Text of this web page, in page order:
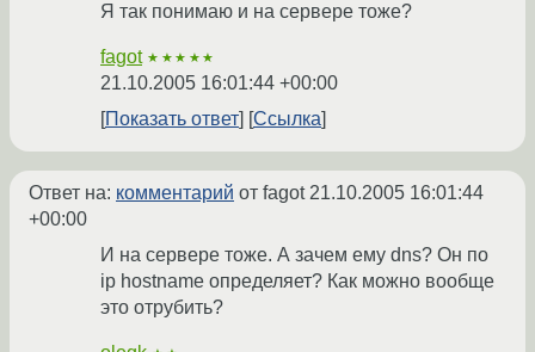
Я так понимаю и на сервере тоже?
fagot ★★★★★
21.10.2005 16:01:44 +00:00
Показать ответ
Ссылка
Ответ на: комментарий от fagot21.10.2005 16:01:44
+00:00
И на сервере тоже. А зачем ему dns? Он по
ip hostname определяет? Как можно вообще
это отрубить?